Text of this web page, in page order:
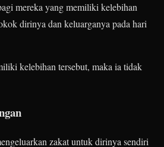
mereka yang memiliki kelebihan
dirinya dan keluarganya pada hari
kelebihan tersebut, maka ia tidak
zakat untuk dirinya sendiri